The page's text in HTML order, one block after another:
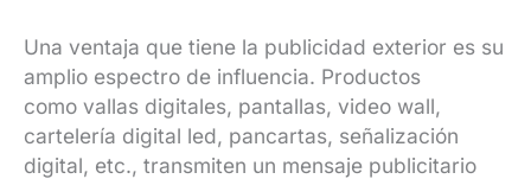
Una ventaja que tiene la publicidad exterior es su
amplio espectro de influencia. Productos
como vallas digitales, pantallas, video wall,
cartelería digital led, pancartas, señalización
digital, etc., transmiten un mensaje publicitario